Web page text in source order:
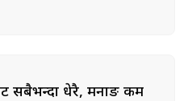
सबैभन्दा धेरै, मनाङ कम